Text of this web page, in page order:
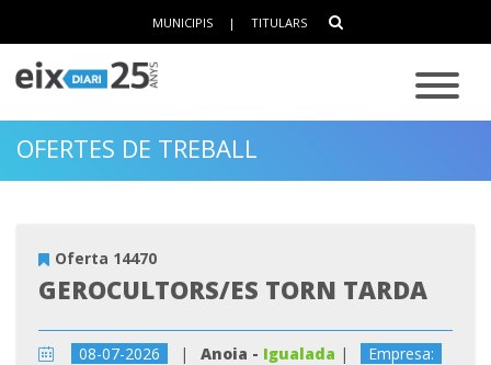
MUNICIPIS | TITULARS
OFERTES DE TREBALL
Oferta 14470
GEROCULTORS/ES TORN TARDA
08-07-2026 | Anoia - Igualada |
Empresa: